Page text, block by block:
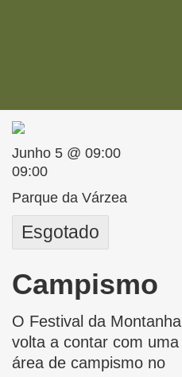
Campismo
O Festival da Montanha
volta a contar com uma
área de campismo no
Junho 5 @ 09:00
09:00
Parque da Várzea
Esgotado